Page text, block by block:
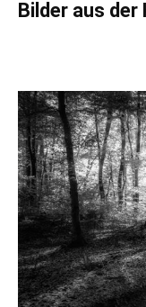
Bilder aus